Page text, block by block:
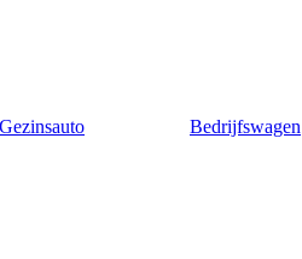
Gezinsauto Bedrijfswagen